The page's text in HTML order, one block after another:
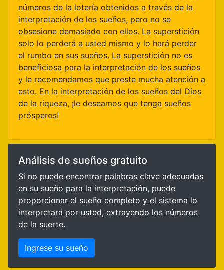
números de la lotería obtenidos a través de la
interpretación de los sueños, pero no se
obsesione demasiado con ellos. La superstición
solo lo perderá a usted mismo y lo hará perder
el rumbo en sus sueños. La superstición no es
beneficiosa para la interpretación de los sueños
y le recomendamos que preste mucha atención a
esto. En la interpretación de los sueños del Dios
de la riqueza, ¡le deseamos que tenga sueños
prósperos!
Análisis de sueños gratuito
Si no puede encontrar palabras clave adecuadas
en su sueño para la interpretación, puede
proporcionar el sueño completo y el sistema lo
interpretará por usted, extrayendo los números
de la suerte.
Ingrese su sueño